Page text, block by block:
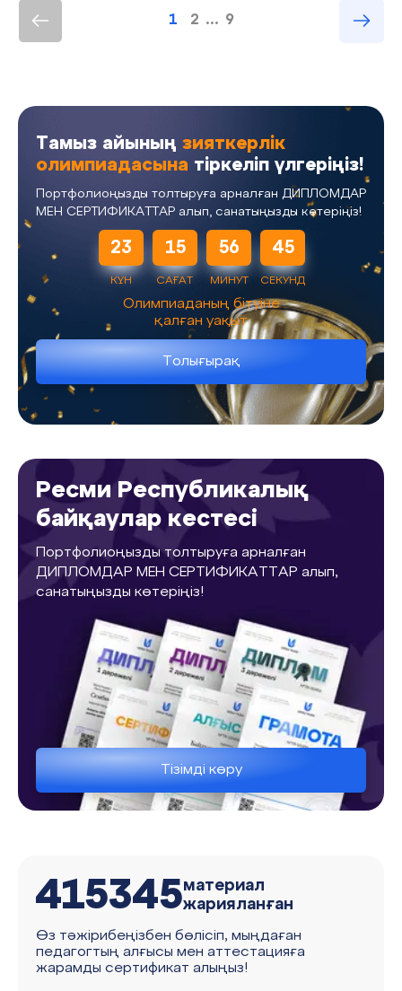
1 2 ... 9
Тамыз айының зияткерлік
олимпиадасына тіркеліп үлгеріңіз!
Портфолиоңызды толтыруға арналған ДИПЛОМДАР
МЕН СЕРТИФИКАТТАР алып, санатыңызды көтеріңіз!
23
КҮН
15
САҒАТ
56
МИНУТ
45
СЕКУНД
Олимпиаданың бітуіне
қалған уақыт
Толығырақ
Ресми Республикалық
байқаулар кестесі
Портфолиоңызды толтыруға арналған
ДИПЛОМДАР МЕН СЕРТИФИКАТТАР алып,
санатыңызды көтеріңіз!
Тізімді көру
415345материал
жарияланған
Өз тәжірибеңізбен бөлісіп, мыңдаған
педагогтың алғысы мен аттестацияға
жарамды сертификат алыңыз!